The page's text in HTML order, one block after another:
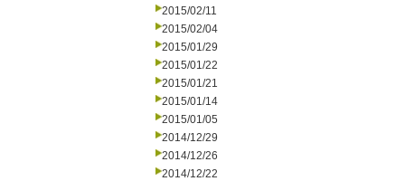
2015/02/11
2015/02/04
2015/01/29
2015/01/22
2015/01/21
2015/01/14
2015/01/05
2014/12/29
2014/12/26
2014/12/22